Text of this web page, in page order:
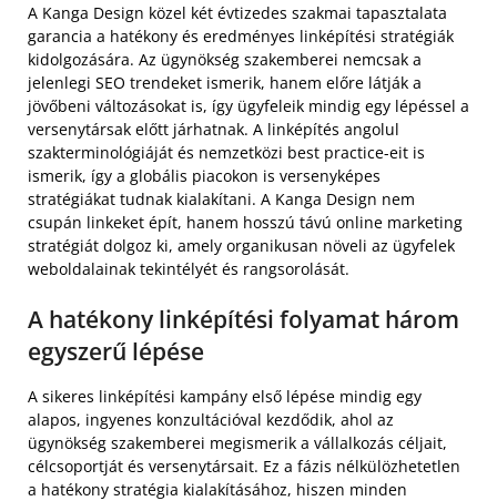
A Kanga Design közel két évtizedes szakmai tapasztalata
garancia a hatékony és eredményes linképítési stratégiák
kidolgozására. Az ügynökség szakemberei nemcsak a
jelenlegi SEO trendeket ismerik, hanem előre látják a
jövőbeni változásokat is, így ügyfeleik mindig egy lépéssel a
versenytársak előtt járhatnak. A linképítés angolul
szakterminológiáját és nemzetközi best practice-eit is
ismerik, így a globális piacokon is versenyképes
stratégiákat tudnak kialakítani. A Kanga Design nem
csupán linkeket épít, hanem hosszú távú online marketing
stratégiát dolgoz ki, amely organikusan növeli az ügyfelek
weboldalainak tekintélyét és rangsorolását.
A hatékony linképítési folyamat három
egyszerű lépése
A sikeres linképítési kampány első lépése mindig egy
alapos, ingyenes konzultációval kezdődik, ahol az
ügynökség szakemberei megismerik a vállalkozás céljait,
célcsoportját és versenytársait. Ez a fázis nélkülözhetetlen
a hatékony stratégia kialakításához, hiszen minden